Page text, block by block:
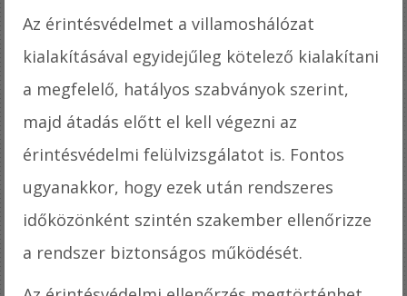
Az érintésvédelmet a villamoshálózat
kialakításával egyidejűleg kötelező kialakítani
a megfelelő, hatályos szabványok szerint,
majd átadás előtt el kell végezni az
érintésvédelmi felülvizsgálatot is. Fontos
ugyanakkor, hogy ezek után rendszeres
időközönként szintén szakember ellenőrizze
a rendszer biztonságos működését.